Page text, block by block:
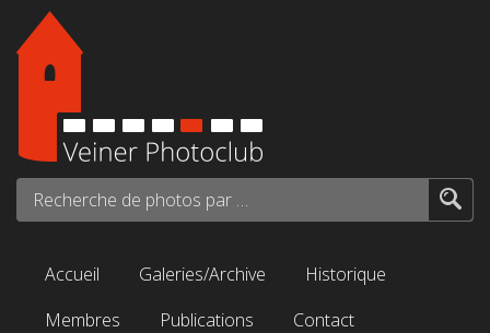
Aller au contenu principal
Recherche de photos par mots-clés...
Accueil Galeries/Archive
Historique
Membres
Publications Contact